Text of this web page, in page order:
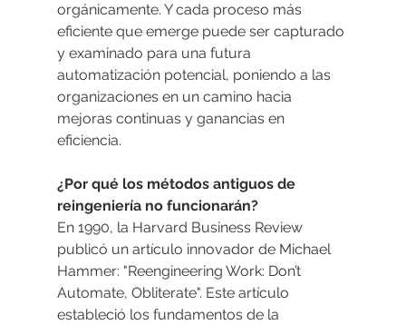
orgánicamente. Y cada proceso más
eficiente que emerge puede ser capturado
y examinado para una futura
automatización potencial, poniendo a las
organizaciones en un camino hacia
mejoras continuas y ganancias en
eficiencia.
¿Por qué los métodos antiguos de
reingeniería no funcionarán?
En 1990, la Harvard Business Review
publicó un artículo innovador de Michael
Hammer: "Reengineering Work: Don’t
Automate, Obliterate". Este artículo
estableció los fundamentos de la